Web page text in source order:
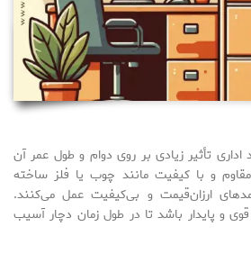
تأثیر زیادی بر روی دوام و طول عمر آن
مقاوم و با کیفیت مانند چوب یا فلز ساخته
ارزان‌قیمت و بی‌کیفیت عمل می‌کنند.
و پایدار باشد تا در طول زمان دچار آسیب